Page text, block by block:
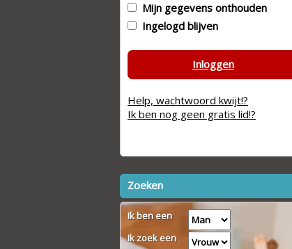
Mijn gegevens onthouden
Ingelogd blijven
Inloggen
Help, wachtwoord kwijt!?
Ik ben nog geen gratis lid!?
Zoeken
Ik ben een
Ik zoek een